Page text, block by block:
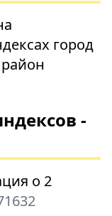
город
-
о 2